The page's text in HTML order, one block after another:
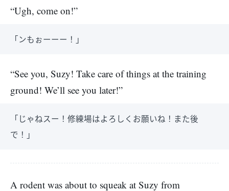
“Ugh, come on!”
「ンもぉーーー！」
“See you, Suzy! Take care of things at the training
ground! We’ll see you later!”
「じゃねスー！修練場はよろしくお願いね！また後
で！」
A rodent was about to squeak at Suzy from